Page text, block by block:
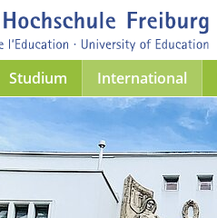
Studium International